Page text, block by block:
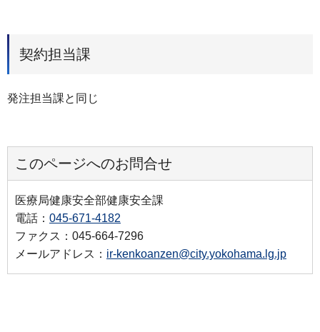
契約担当課
発注担当課と同じ
このページへのお問合せ
医療局健康安全部健康安全課
電話： 045-671-4182
ファクス：045-664-7296
メールアドレス： ir-kenkoanzen@city.yokohama.lg.jp